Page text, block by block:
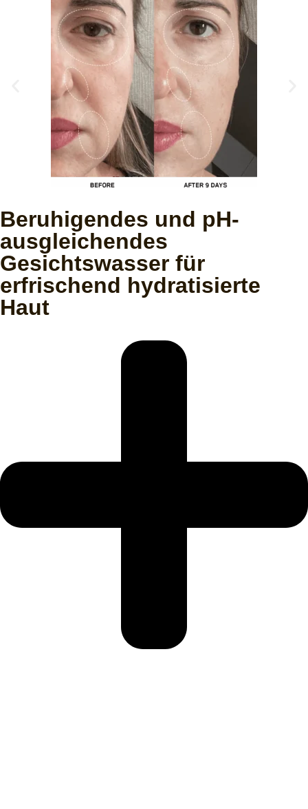
Beruhigendes und pH-
ausgleichendes
Gesichtswasser für
erfrischend hydratisierte
Haut